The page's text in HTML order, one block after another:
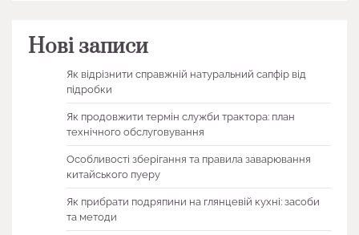
Нові записи
Як відрізнити справжній натуральний сапфір від
підробки
Як продовжити термін служби трактора: план
технічного обслуговування
Особливості зберігання та правила заварювання
китайського пуеру
Як прибрати подряпини на глянцевій кухні: засоби
та методи